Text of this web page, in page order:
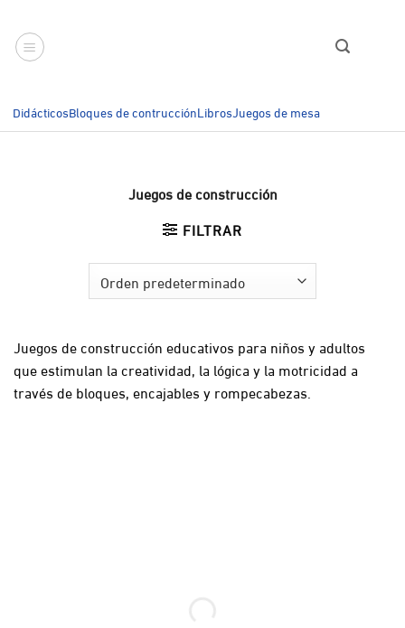
contenido
DidácticosBloques de contrucciónLibrosJuegos de mesa
Juegos de construcción
FILTRAR
Juegos de construcción educativos para niños y adultos
que estimulan la creatividad, la lógica y la motricidad a
través de bloques, encajables y rompecabezas.